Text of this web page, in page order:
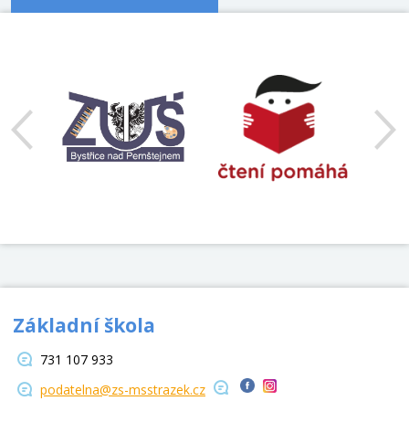
Základní škola
731 107 933
podatelna@zs-msstrazek.cz